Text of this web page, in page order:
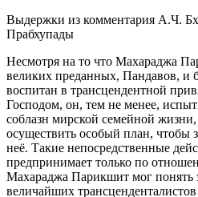
Выдержки из комментария А.Ч.
Прабхупады
Несмотря на то что Махараджа
великих преданных, Пандавов, и
воспитан в трансцендентной
Господом, он, тем не менее,
соблазн мирской семейной
осуществить особый план, чтобы
неё. Такие непосредственные
предпринимает только по
Махараджа Парикшит мог понять
величайших